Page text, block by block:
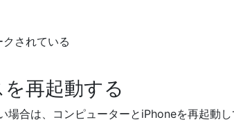
されている
再起動する
合は、コンピューターとiPhoneを再起動し